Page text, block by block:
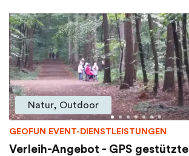
Natur, Outdoor
GEOFUN EVENT-DIENSTLEISTUNGEN
Verleih-Angebot - GPS gestützte